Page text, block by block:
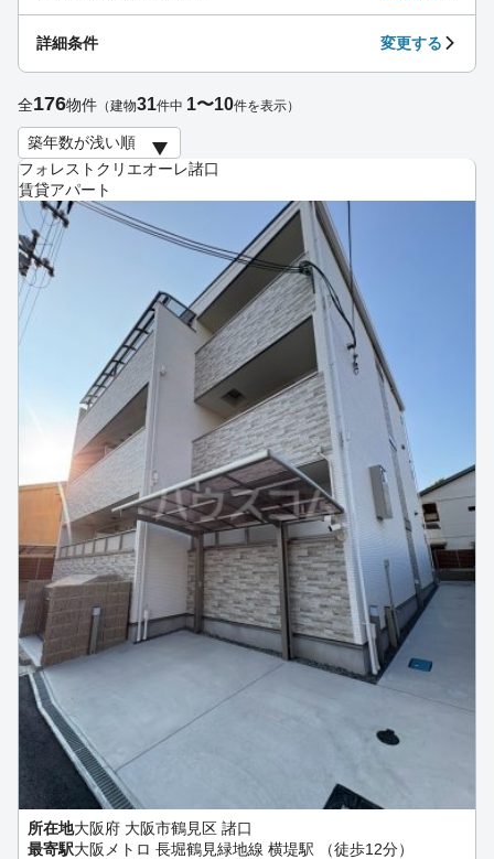
フォレストクリエオーレ諸口
賃貸アパート
所在地大阪府 大阪市鶴見区 諸口
最寄駅大阪メトロ 長堀鶴見緑地線 横堤駅 （徒歩12分）
詳細条件 変更する
全176物件 （建物31件中 1〜10件を表示）